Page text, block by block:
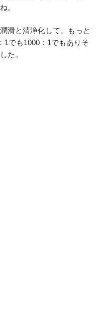
。
滑と清浄化して、もっと
1でも1000：1でもありそ
た。